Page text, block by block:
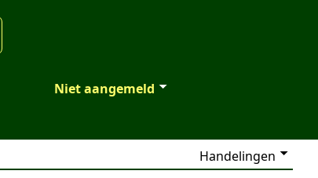
Niet aangemeld
Handelingen